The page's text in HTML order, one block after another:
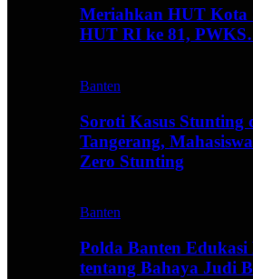
Meriahkan HUT Kota
HUT RI ke 81,
Banten
Soroti Kasus Stunting
Tangerang,
Zero Stunting
Banten
Polda Banten
tentang Bahaya Judi